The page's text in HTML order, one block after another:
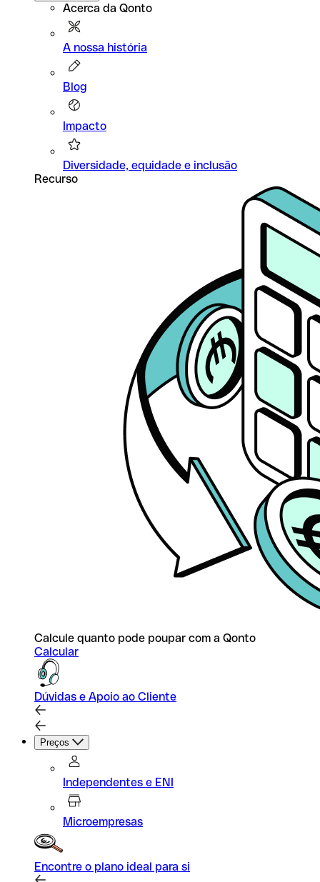
Acerca da Qonto
A nossa história
Blog
Impacto
Diversidade, equidade e inclusão
Recurso
Calcule quanto pode poupar com a Qonto
Calcular
Dúvidas e Apoio ao Cliente
Preços
Independentes e ENI
Microempresas
Encontre o plano ideal para si